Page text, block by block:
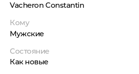
Vacheron Constantin
Кому
Мужские
Состояние
Как новые